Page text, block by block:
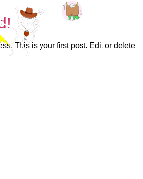
This is your first post. Edit or delete